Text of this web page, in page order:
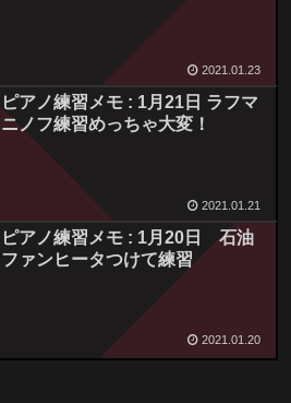
2021.01.23
ピアノ練習メモ : 1月21日 ラフマ
ニノフ練習めっちゃ大変！
2021.01.21
ピアノ練習メモ : 1月20日 石油
ファンヒータつけて練習
2021.01.20